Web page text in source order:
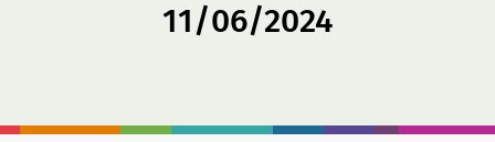
11/06/2024